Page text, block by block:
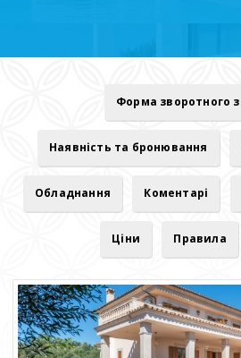
Форма зворотного
Наявність та бронювання
Обладнання Коментарі
Ціни Правила